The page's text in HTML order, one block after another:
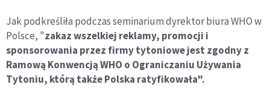
Jak podkreśliła podczas seminarium dyrektor biura WHO w
Polsce, "zakaz wszelkiej reklamy, promocji i
sponsorowania przez firmy tytoniowe jest zgodny z
Ramową Konwencją WHO o Ograniczaniu Używania
Tytoniu, którą także Polska ratyfikowała".